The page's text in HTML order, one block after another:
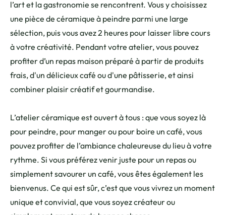
l’art et la gastronomie se rencontrent. Vous y choisissez
une pièce de céramique à peindre parmi une large
sélection, puis vous avez 2 heures pour laisser libre cours
à votre créativité. Pendant votre atelier, vous pouvez
profiter d’un repas maison préparé à partir de produits
frais, d'un délicieux café ou d'une pâtisserie, et ainsi
combiner plaisir créatif et gourmandise.
L’atelier céramique est ouvert à tous : que vous soyez là
pour peindre, pour manger ou pour boire un café, vous
pouvez profiter de l’ambiance chaleureuse du lieu à votre
rythme. Si vous préférez venir juste pour un repas ou
simplement savourer un café, vous êtes également les
bienvenus. Ce qui est sûr, c’est que vous vivrez un moment
unique et convivial, que vous soyez créateur ou